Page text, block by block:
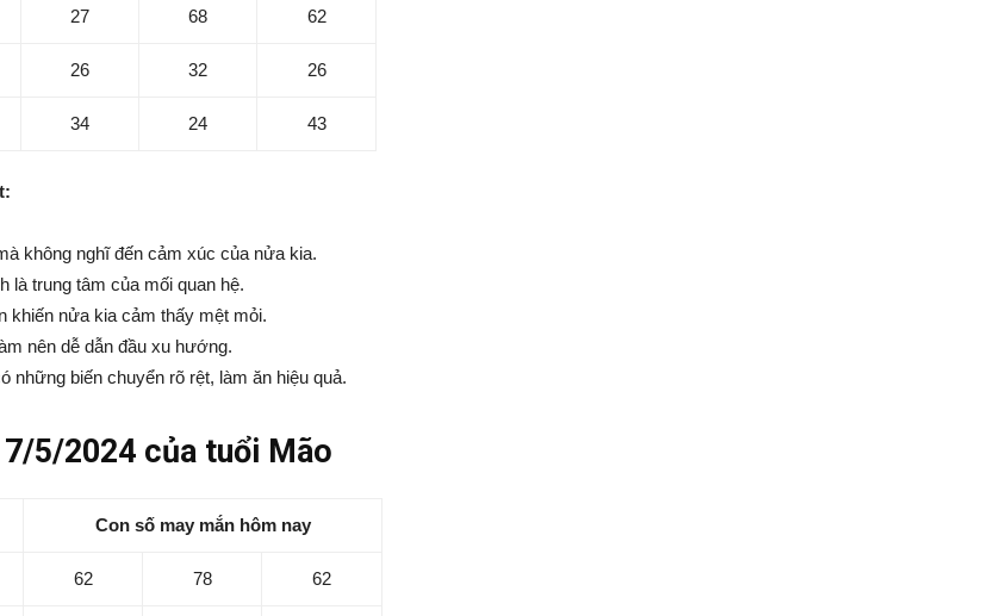
27 68 62
26 32 26
34 24 43
không nghĩ đến cảm xúc của nửa kia.
là trung tâm của mối quan hệ.
khiến nửa kia cảm thấy mệt mỏi.
nên dễ dẫn đầu xu hướng.
những biến chuyển rõ rệt, làm ăn hiệu quả.
5/2024 của tuổi Mão
Con số may mắn hôm nay
62 78 62